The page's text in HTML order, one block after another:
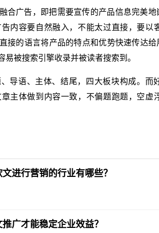
合广告，即把需要宣传的产品信息完美
内容要自然融入，不能太过直接，要以
接的语言将产品的特点和优势快速传达
被搜索引擎收录并被读者搜索到。
导语、主体、结尾，四大板块构成。而
主体做到内容一致，不偏题跑题，空虚
进行营销的行业有哪些？
广才能稳定企业效益？